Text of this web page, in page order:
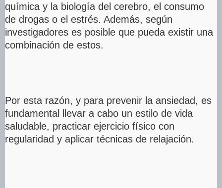
química y la biología del cerebro, el consumo
de drogas o el estrés. Además, según
investigadores es posible que pueda existir una
combinación de estos.
Por esta razón, y para prevenir la ansiedad, es
fundamental llevar a cabo un estilo de vida
saludable, practicar ejercicio físico con
regularidad y aplicar técnicas de relajación.